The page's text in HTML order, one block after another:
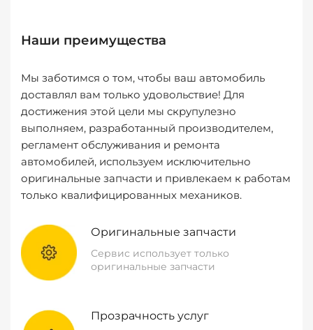
Наши преимущества
Мы заботимся о том, чтобы ваш автомобиль
доставлял вам только удовольствие! Для
достижения этой цели мы скрупулезно
выполняем, разработанный производителем,
регламент обслуживания и ремонта
автомобилей, используем исключительно
оригинальные запчасти и привлекаем к работам
только квалифицированных механиков.
Оригинальные запчасти
Сервис использует только
оригинальные запчасти
Прозрачность услуг